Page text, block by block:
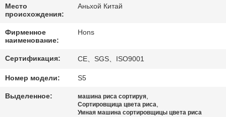
СВЯЖИТЕСЬ
МЫ
СПРОСИТЕ
ЦИТАТУ
КАРТА
Место
происхождения:
Аньхой Китай
Фирменное
наименование:
Hons
Сертификация: CE、SGS、ISO9001
Номер модели: S5
Выделенное: машина риса сортируя,
Сортировщица цвета риса,
Умная машина сортировщицы цвета риса